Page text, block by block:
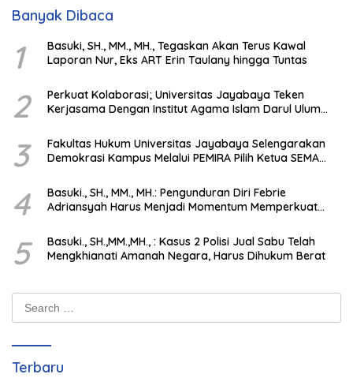
Banyak Dibaca
1
Basuki, SH., MM., MH., Tegaskan Akan Terus Kawal
Laporan Nur, Eks ART Erin Taulany hingga Tuntas
2
Perkuat Kolaborasi; Universitas Jayabaya Teken
Kerjasama Dengan Institut Agama Islam Darul Ulum
3
Fakultas Hukum Universitas Jayabaya Selengarakan
Demokrasi Kampus Melalui PEMIRA Pilih Ketua SEMA
4
Basuki., SH., MM., MH.: Pengunduran Diri Febrie
Adriansyah Harus Menjadi Momentum Memperkuat
5
Basuki., SH.,MM.,MH., : Kasus 2 Polisi Jual Sabu Telah
Mengkhianati Amanah Negara, Harus Dihukum Berat
Search
for:
Terbaru